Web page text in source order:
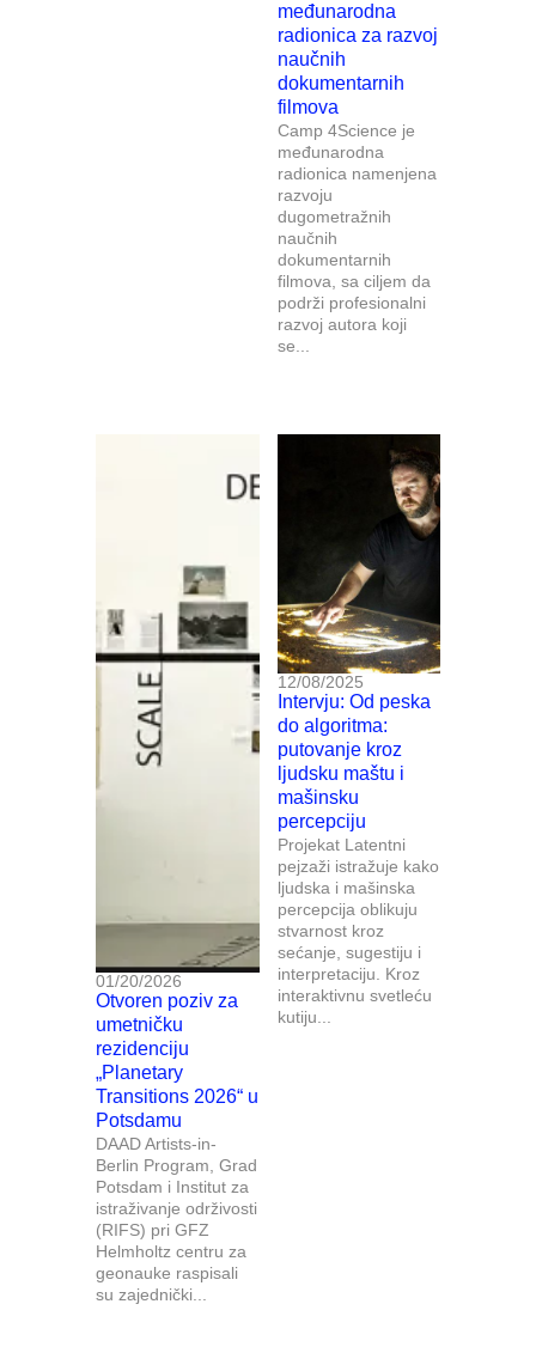
međunarodna
radionica za razvoj
naučnih
dokumentarnih
filmova
Camp 4Science je
međunarodna
radionica namenjena
razvoju
dugometražnih
naučnih
dokumentarnih
filmova, sa ciljem da
podrži profesionalni
razvoj autora koji
se...
01/20/2026
Otvoren poziv za
umetničku
rezidenciju
„Planetary
Transitions 2026“ u
Potsdamu
DAAD Artists-in-
Berlin Program, Grad
Potsdam i Institut za
istraživanje održivosti
(RIFS) pri GFZ
Helmholtz centru za
geonauke raspisali
su zajednički...
12/08/2025
Intervju: Od peska
do algoritma:
putovanje kroz
ljudsku maštu i
mašinsku
percepciju
Projekat Latentni
pejzaži istražuje kako
ljudska i mašinska
percepcija oblikuju
stvarnost kroz
sećanje, sugestiju i
interpretaciju. Kroz
interaktivnu svetleću
kutiju...